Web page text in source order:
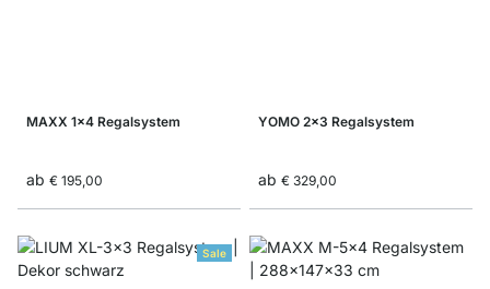
MAXX 1x4 Regalsystem
ab € 195,00
YOMO 2x3 Regalsystem
ab € 329,00
Sale